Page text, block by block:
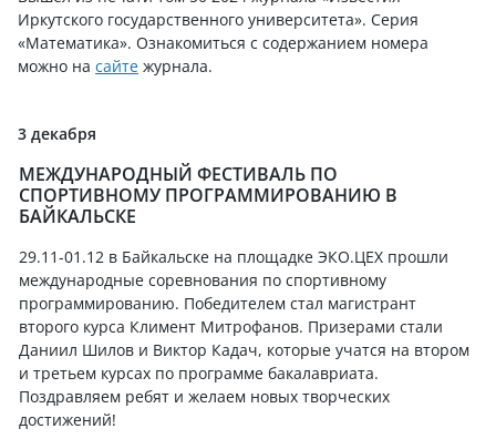
Иркутского государственного университета». Серия
«Математика». Ознакомиться с содержанием номера
можно на сайте журнала.
3 декабря
МЕЖДУНАРОДНЫЙ ФЕСТИВАЛЬ ПО
СПОРТИВНОМУ ПРОГРАММИРОВАНИЮ В
БАЙКАЛЬСКЕ
29.11-01.12 в Байкальске на площадке ЭКО.ЦЕХ прошли
международные соревнования по спортивному
программированию. Победителем стал магистрант
второго курса Климент Митрофанов. Призерами стали
Даниил Шилов и Виктор Кадач, которые учатся на втором
и третьем курсах по программе бакалавриата.
Поздравляем ребят и желаем новых творческих
достижений!